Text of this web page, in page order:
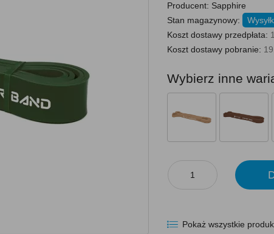
Producent: Sapphire
Stan magazynowy:
Koszt dostawy przedpłata:
Koszt dostawy pobranie:
Wybierz inne
Pokaż wszystkie